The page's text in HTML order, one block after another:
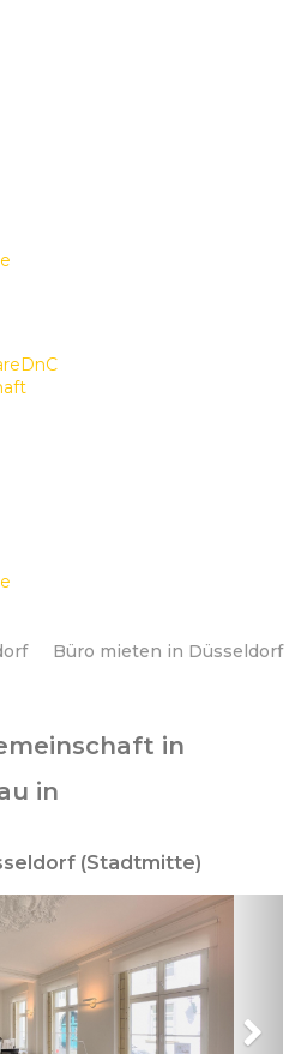
Büro mieten in Düsseldorf
in
in
(Stadtmitte)